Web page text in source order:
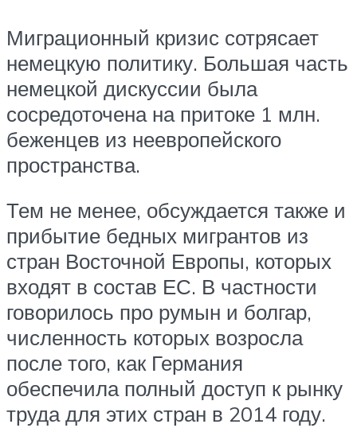
Миграционный кризис сотрясает
немецкую политику. Большая часть
немецкой дискуссии была
сосредоточена на притоке 1 млн.
беженцев из неевропейского
пространства.
Тем не менее, обсуждается также и
прибытие бедных мигрантов из
стран Восточной Европы, которых
входят в состав ЕС. В частности
говорилось про румын и болгар,
численность которых возросла
после того, как Германия
обеспечила полный доступ к рынку
труда для этих стран в 2014 году.